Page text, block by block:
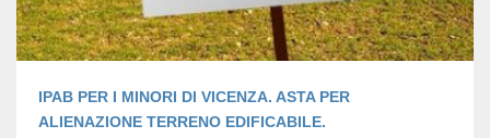
IPAB PER I MINORI DI VICENZA. ASTA PER
ALIENAZIONE TERRENO EDIFICABILE.